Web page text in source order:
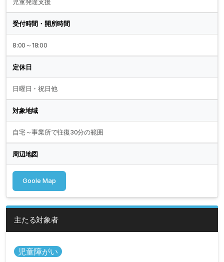
受付時間・開所時間
8:00～18:00
定休日
日曜日・祝日他
対象地域
自宅～事業所で往復30分の範囲
周辺地図
Goole Map
主たる対象者
児童障がい